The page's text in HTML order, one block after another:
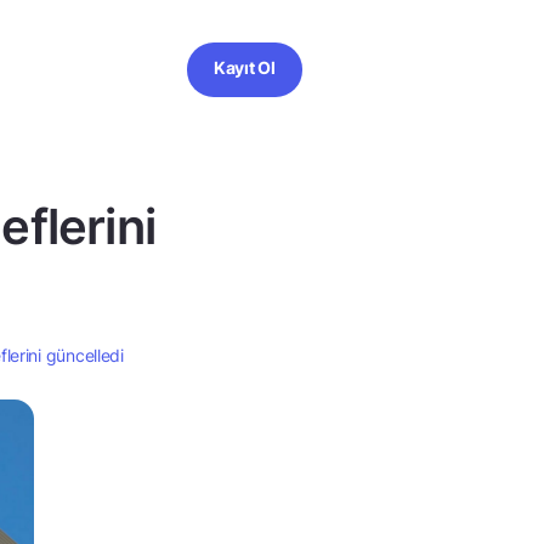
Kayıt Ol
güncelledi